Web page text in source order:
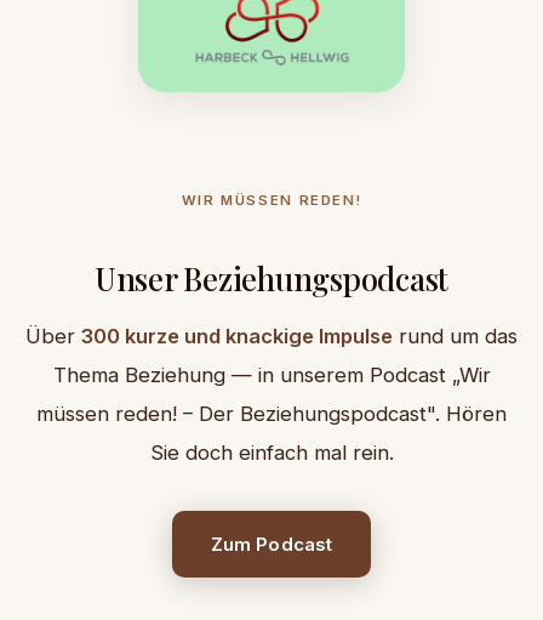
WIR MÜSSEN REDEN!
Unser Beziehungspodcast
Über 300 kurze und knackige Impulse rund um das
Thema Beziehung — in unserem Podcast „Wir
müssen reden! – Der Beziehungspodcast". Hören
Sie doch einfach mal rein.
Zum Podcast